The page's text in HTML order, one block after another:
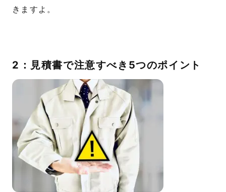
きますよ。
2：見積書で注意すべき5つのポイント